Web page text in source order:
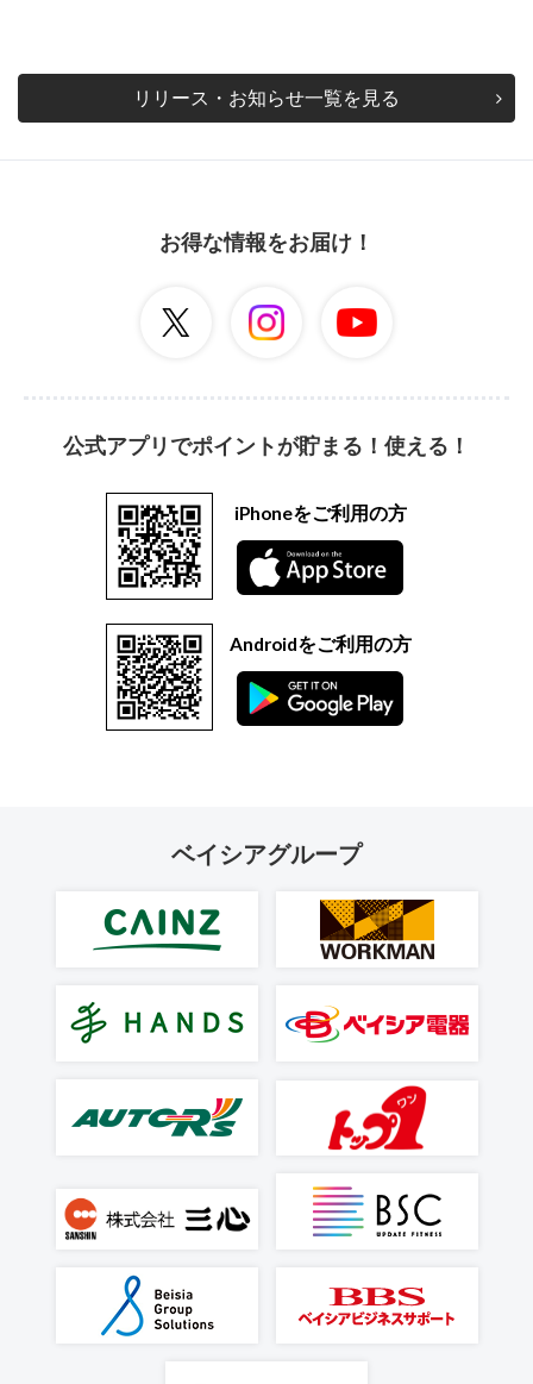
リリース・お知らせ一覧を見る
お得な情報をお届け！
公式アプリでポイントが貯まる！使える！
iPhoneをご利用の方
Androidをご利用の方
ベイシアグループ